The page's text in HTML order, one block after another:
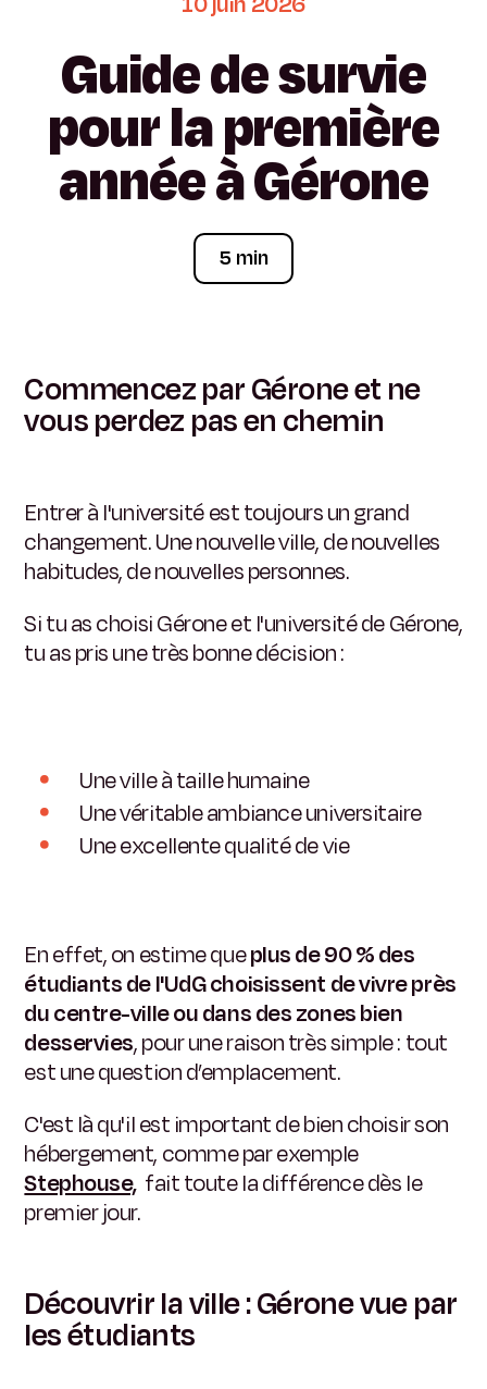
Guidedesurvie
pourlapremière
annéeàGérone
5 min
Commencez par Gérone et ne
vous perdez pas en chemin
Entrer à l'université est toujours un grand
changement.Une nouvelle ville, de nouvelles
habitudes, de nouvelles personnes.
Si tu as choisi Gérone et l'université de Gérone,
tu as pris une très bonne décision :
Une ville à taille humaine
Une véritable ambiance universitaire
Une excellente qualité de vie
En effet, on estime queplus de 90 % des
étudiants de l'UdG choisissent de vivre près
du centre-ville ou dans des zones bien
desservies, pour une raison très simple : tout
est une question d’emplacement.
C'est là qu'il est important de bien choisir son
hébergement, comme par exemple
Stephouse,fait toute la différence dès le
premier jour.
Découvrir la ville : Gérone vue par
les étudiants